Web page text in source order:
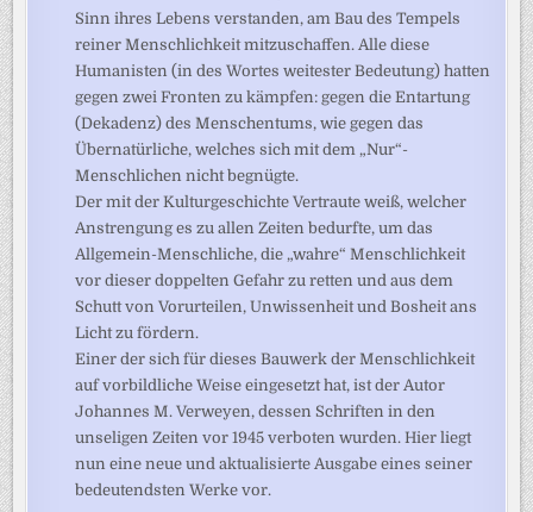
Sinn ihres Lebens verstanden, am Bau des Tempels
reiner Menschlichkeit mitzuschaffen. Alle diese
Humanisten (in des Wortes weitester Bedeutung) hatten
gegen zwei Fronten zu kämpfen: gegen die Entartung
(Dekadenz) des Menschentums, wie gegen das
Übernatürliche, welches sich mit dem „Nur“-
Menschlichen nicht begnügte.
Der mit der Kulturgeschichte Vertraute weiß, welcher
Anstrengung es zu allen Zeiten bedurfte, um das
Allgemein-Menschliche, die „wahre“ Menschlichkeit
vor dieser doppelten Gefahr zu retten und aus dem
Schutt von Vorurteilen, Unwissenheit und Bosheit ans
Licht zu fördern.
Einer der sich für dieses Bauwerk der Menschlichkeit
auf vorbildliche Weise eingesetzt hat, ist der Autor
Johannes M. Verweyen, dessen Schriften in den
unseligen Zeiten vor 1945 verboten wurden. Hier liegt
nun eine neue und aktualisierte Ausgabe eines seiner
bedeutendsten Werke vor.